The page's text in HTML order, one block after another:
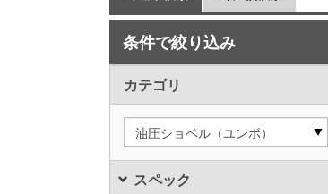
条件で絞り込み
カテゴリ
油圧ショベル（ユンボ）
スペック